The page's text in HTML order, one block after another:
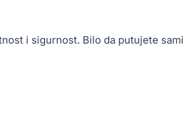
i sigurnost. Bilo da putujete